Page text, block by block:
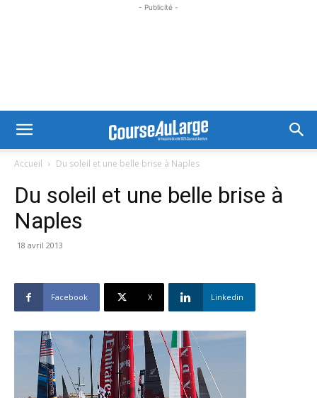
- Publicité -
Accueil Du soleil et une belle brise à Naples
Du soleil et une belle brise à
Naples
18 avril 2013
Facebook X Linkedin